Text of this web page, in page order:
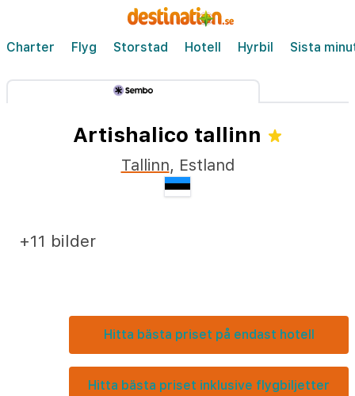
Charter Flyg Storstad Hotell Hyrbil Sista
Artishalico tallinn
Tallinn, Estland
Hitta bästa priset på endast hotell
Hitta bästa priset inklusive flygbiljetter
+11 bilder